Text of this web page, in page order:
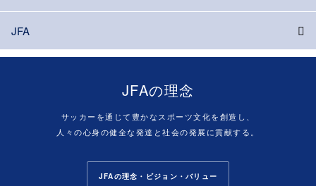
JFA
JFAの理念
サッカーを通じて豊かなスポーツ文化を創造し、
人々の心身の健全な発達と社会の発展に貢献する。
JFAの理念・ビジョン・バリュー